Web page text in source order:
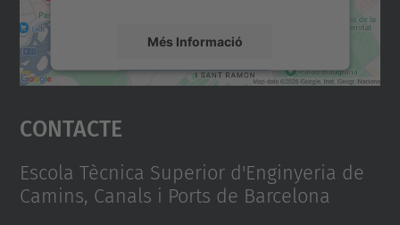
Més Informació
Accepta
powered by
Contacte
Escola Tècnica Superior d'Enginyeria de
Camins, Canals i Ports de Barcelona